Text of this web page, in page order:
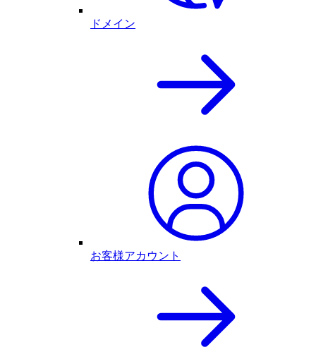
ドメイン
お客様アカウント